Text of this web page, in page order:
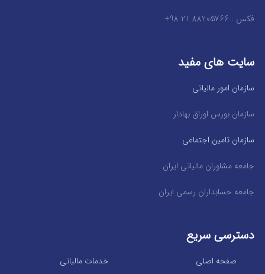
فکس : 88205766 21 98+
سایت های مفید
سازمان امور مالیاتی
سازمان بورس اوراق بهادار
سازمان تامین اجتماعی
جامعه مشاوران مالیاتی ایران
جامعه حسابداران رسمی ایران
دسترسی سریع
خدمات مالیاتی صفحه اصلی